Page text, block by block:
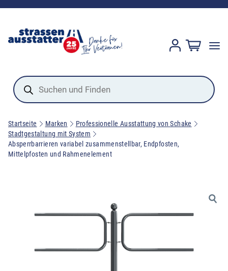
Products
search
Startseite Marken
Professionelle Ausstattung von Schake
Stadtgestaltung mit System
Absperrbarrieren variabel zusammenstellbar, Endpfosten,
Mittelpfosten und Rahmenelement